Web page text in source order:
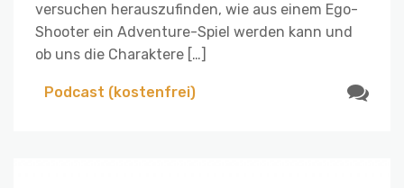
versuchen herauszufinden, wie aus einem Ego-
Shooter ein Adventure-Spiel werden kann und
ob uns die Charaktere […]
Podcast (kostenfrei)